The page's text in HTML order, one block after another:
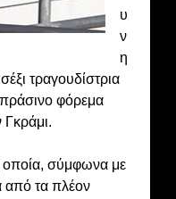
υ
ν
η
τραγουδίστρια
φόρεμα
οποία, σύμφωνα με
από τα πλέον